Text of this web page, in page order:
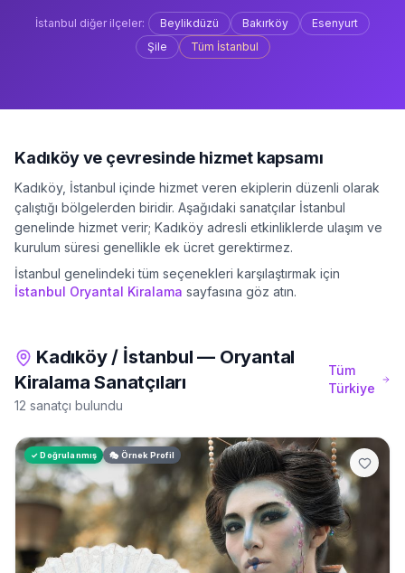
İstanbul diğer ilçeler: Beylikdüzü Bakırköy
Esenyurt
Şile
Tüm İstanbul
Kadıköyve çevresinde hizmet kapsamı
Kadıköy, İstanbul içinde hizmet veren ekiplerin düzenli olarak
çalıştığı bölgelerden biridir. Aşağıdaki sanatçılar İstanbul
genelinde hizmet verir; Kadıköy adresli etkinliklerde ulaşım ve
kurulum süresi genellikle ek ücret gerektirmez.
İstanbul genelindeki tüm seçenekleri karşılaştırmak için
İstanbul Oryantal Kiralama sayfasına göz atın.
Kadıköy/ İstanbul — Oryantal
Kiralama Sanatçıları
12 sanatçı bulundu
Tüm
Türkiye
✓ Doğrulanmış 🎭 Örnek Profil